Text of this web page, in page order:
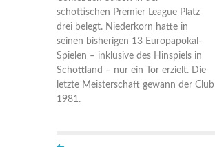
schottischen Premier League Platz
drei belegt. Niederkorn hatte in
seinen bisherigen 13 Europapokal-
Spielen – inklusive des Hinspiels in
Schottland – nur ein Tor erzielt. Die
letzte Meisterschaft gewann der Club
1981.